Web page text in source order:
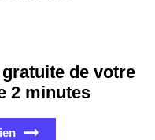
de votre
2 minutes